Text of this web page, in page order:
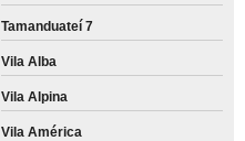
Tamanduateí 7
Vila Alba
Vila Alpina
Vila América